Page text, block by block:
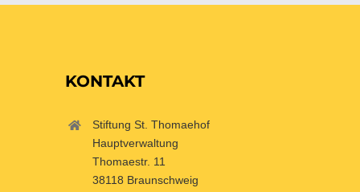
KONTAKT
Stiftung St. Thomaehof
Hauptverwaltung
Thomaestr. 11
38118 Braunschweig